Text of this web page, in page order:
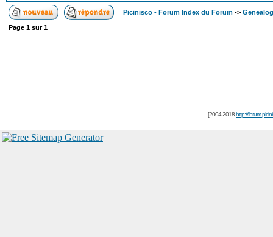
Picinisco - Forum Index du Forum ->
Page 1 sur1
[2004-2018http://